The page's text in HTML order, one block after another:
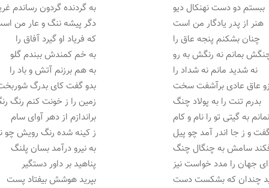
ببستم دو دست نهنکال دیو
به گردنده گردون رساندم
هنر از پدر یادگار من است
دگر پیشه ننگ و عار من
چنان بشکنم پنجه عاق را
که فریاد او گیرد آفاق را
بمانم نه رنگش به رو
به خم کمندش ببندم گلو
نه شدید مانم نه شداد را
به هم برزنم آتش و باد را
عاق عادی برآشفت سخت
بدو گفت کای بدرگ
بدرم تنت را به پولاد چنگ
زمین را ز خونت کنم رنگ
نمانم به گیتی تو را نام و کام
براندازم از دهر آوای سام
و ز جا اندر آمد چو پیل
ز کینه شده رنگ رویش چو
سامش به چنگال چنگ
به نیرو درآمد بسان پلنگ
جهان را مدد خواست نیز
پناهید بر داور دستگیر
چندان که بشکست دست
بپرید هوشش بیفتاد پست